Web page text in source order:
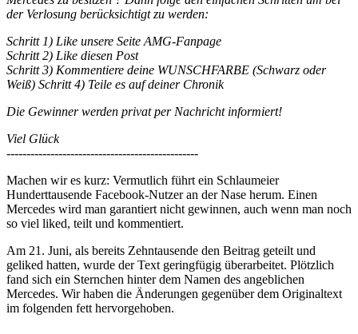
der Verlosung berücksichtigt zu werden:
Schritt 1) Like unsere Seite AMG-Fanpage
Schritt 2) Like diesen Post
Schritt 3) Kommentiere deine WUNSCHFARBE (Schwarz oder
Weiß) Schritt 4) Teile es auf deiner Chronik
Die Gewinner werden privat per Nachricht informiert!
Viel Glück
------------------------------------------------
Machen wir es kurz: Vermutlich führt ein Schlaumeier
Hunderttausende Facebook-Nutzer an der Nase herum. Einen
Mercedes wird man garantiert nicht gewinnen, auch wenn man noch
so viel liked, teilt und kommentiert.
Am 21. Juni, als bereits Zehntausende den Beitrag geteilt und
geliked hatten, wurde der Text geringfügig überarbeitet. Plötzlich
fand sich ein Sternchen hinter dem Namen des angeblichen
Mercedes. Wir haben die Änderungen gegenüber dem Originaltext
im folgenden fett hervorgehoben.